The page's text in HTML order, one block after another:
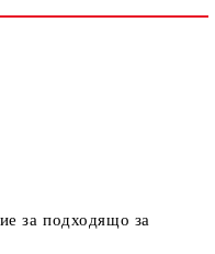
за подходящо за